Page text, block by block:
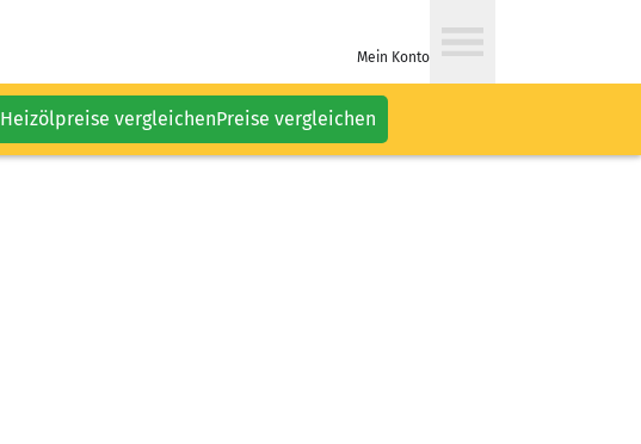
Mein Konto
Heizölpreise vergleichenPreise vergleichen